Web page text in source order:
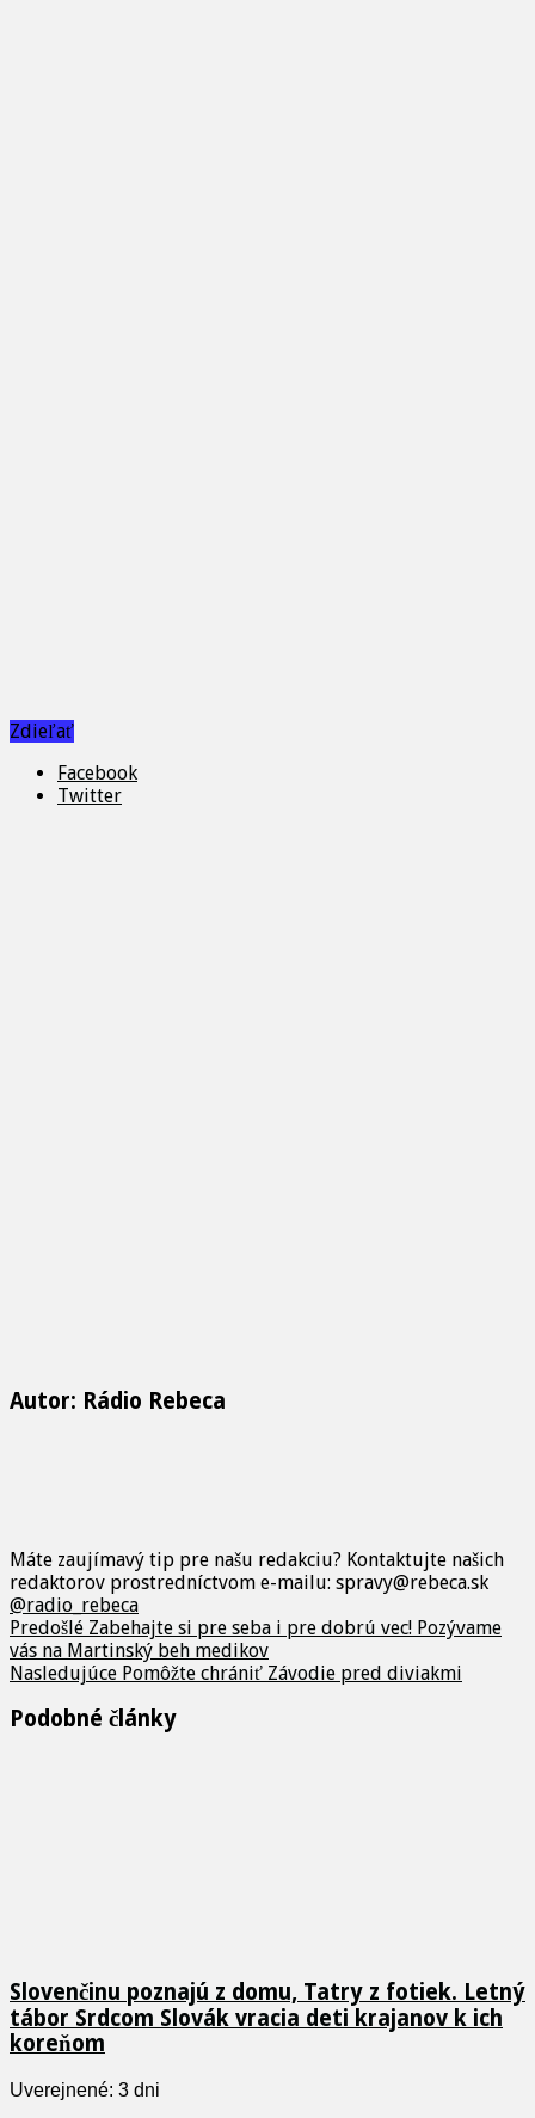
Zdieľať
Facebook
Twitter
Autor: Rádio Rebeca
Máte zaujímavý tip pre našu redakciu? Kontaktujte našich
redaktorov prostredníctvom e-mailu: spravy@rebeca.sk
@radio_rebeca
Predošlé Zabehajte si pre seba i pre dobrú vec! Pozývame
vás na Martinský beh medikov
Nasledujúce Pomôžte chrániť Závodie pred diviakmi
Podobné články
Slovenčinu poznajú z domu, Tatry z fotiek. Letný
tábor Srdcom Slovák vracia deti krajanov k ich
koreňom
Uverejnené: 3 dni